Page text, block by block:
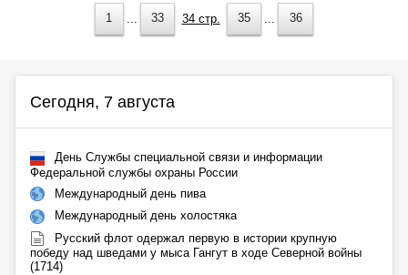
1 33 34 стр. 35 36
Сегодня, 7 августа
День Службы специальной связи и информации
Федеральной службы охраны России
Международный день пива
Международный день холостяка
Русский флот одержал первую в истории крупную
победу над шведами у мыса Гангут в ходе Северной войны
(1714)